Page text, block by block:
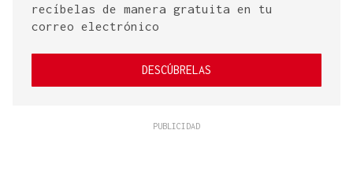
recíbelas de manera gratuita en tu
correo electrónico
DESCÚBRELAS